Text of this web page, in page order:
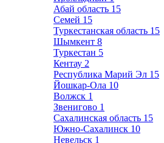
Абай область 15
Семей 15
Туркестанская область 15
Шымкент 8
Туркестан 5
Кентау 2
Республика Марий Эл 15
Йошкар-Ола 10
Волжск 1
Звенигово 1
Сахалинская область 15
Южно-Сахалинск 10
Невельск 1